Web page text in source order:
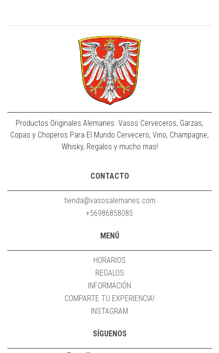
Productos Originales Alemanes. Vasos Cerveceros, Garzas,
Copas y Choperos Para El Mundo Cervecero, Vino, Champagne,
Whisky, Regalos y mucho mas!
CONTACTO
tienda@vasosalemanes.com
+56986858085
MENÚ
HORARIOS
REGALOS
INFORMACIÓN
COMPARTE TU EXPERIENCIA!
INSTAGRAM
SÍGUENOS